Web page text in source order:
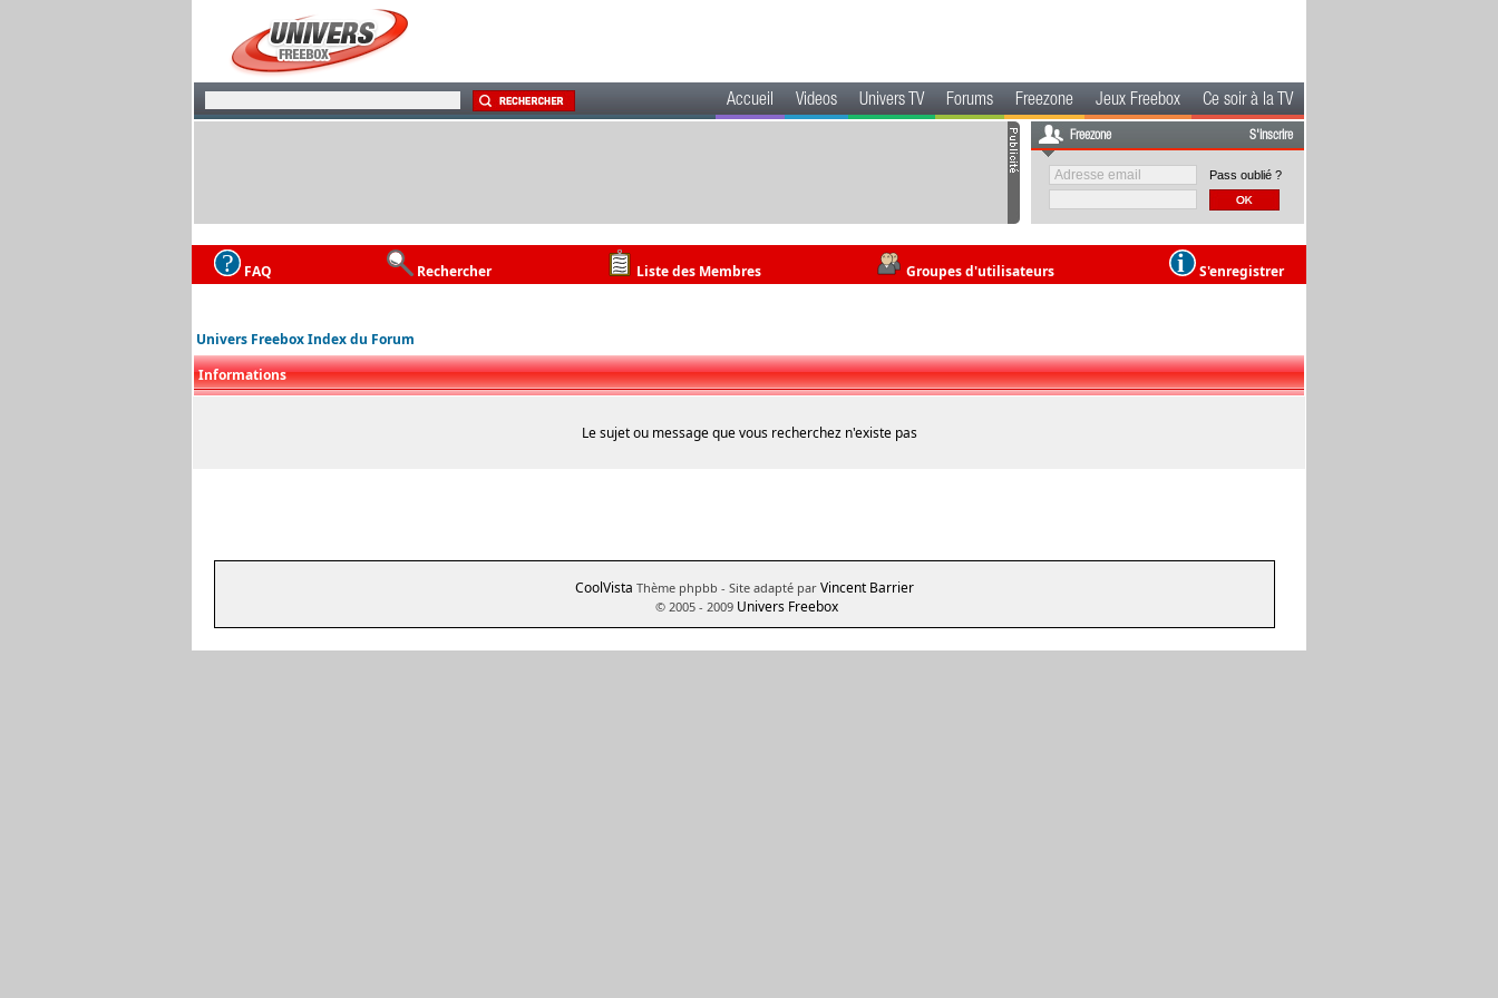
Accueil Videos Univers TV Forums Freezone Jeux Freebox Ce soir à la TV
Freezone S'inscrire
Pass oublié ?
FAQ Rechercher Liste des Membres Groupes d'utilisateurs S'enregistrer
Univers Freebox Index du Forum
Informations
Le sujet ou message que vous recherchez n'existe pas
CoolVista Thème phpbb - Site adapté par Vincent Barrier
© 2005 - 2009 Univers Freebox